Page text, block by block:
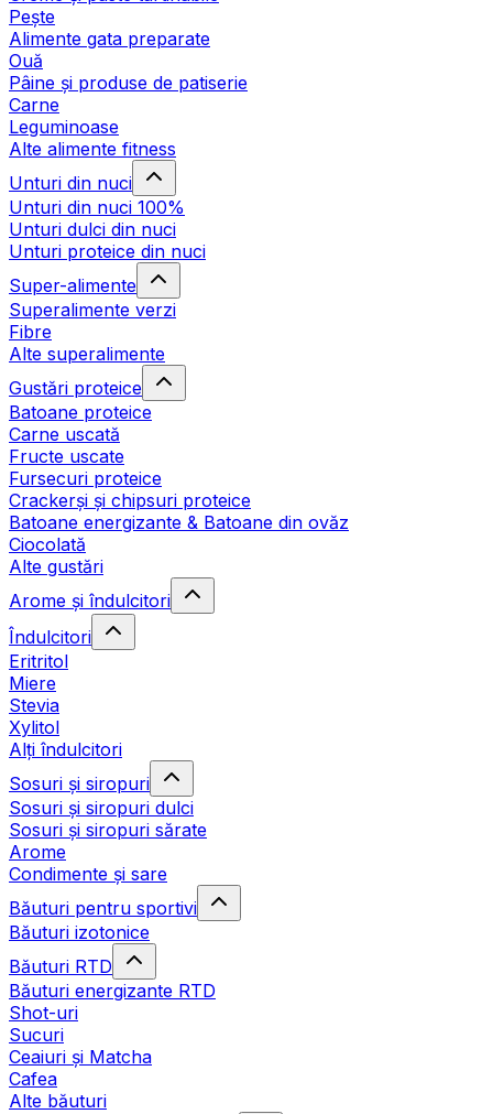
Pește
Alimente gata preparate
Ouă
Pâine și produse de patiserie
Carne
Leguminoase
Alte alimente fitness
Unturi din nuci
Unturi din nuci 100%
Unturi dulci din nuci
Unturi proteice din nuci
Super-alimente
Superalimente verzi
Fibre
Alte superalimente
Gustări proteice
Batoane proteice
Carne uscată
Fructe uscate
Fursecuri proteice
Crackerși și chipsuri proteice
Batoane energizante & Batoane din ovăz
Ciocolată
Alte gustări
Arome și îndulcitori
Îndulcitori
Eritritol
Miere
Stevia
Xylitol
Alți îndulcitori
Sosuri și siropuri
Sosuri și siropuri dulci
Sosuri și siropuri sărate
Arome
Condimente și sare
Băuturi pentru sportivi
Băuturi izotonice
Băuturi RTD
Băuturi energizante RTD
Shot-uri
Sucuri
Ceaiuri și Matcha
Cafea
Alte băuturi